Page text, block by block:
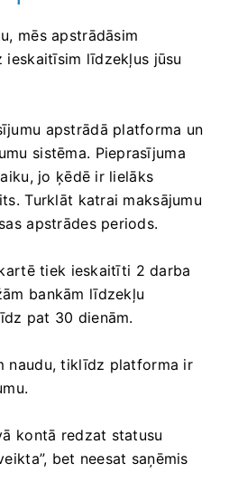
mēs apstrādāsim
ieskaitīsim līdzekļus jūsu
apstrādā platforma un
sistēma. Pieprasījuma
jo ķēdē ir lielāks
Turklāt katrai maksājumu
apstrādes periods.
tiek ieskaitīti 2 darba
bankām līdzekļu
pat 30 dienām.
naudu, tiklīdz platforma ir
kontā redzat statusu
bet neesat saņēmis